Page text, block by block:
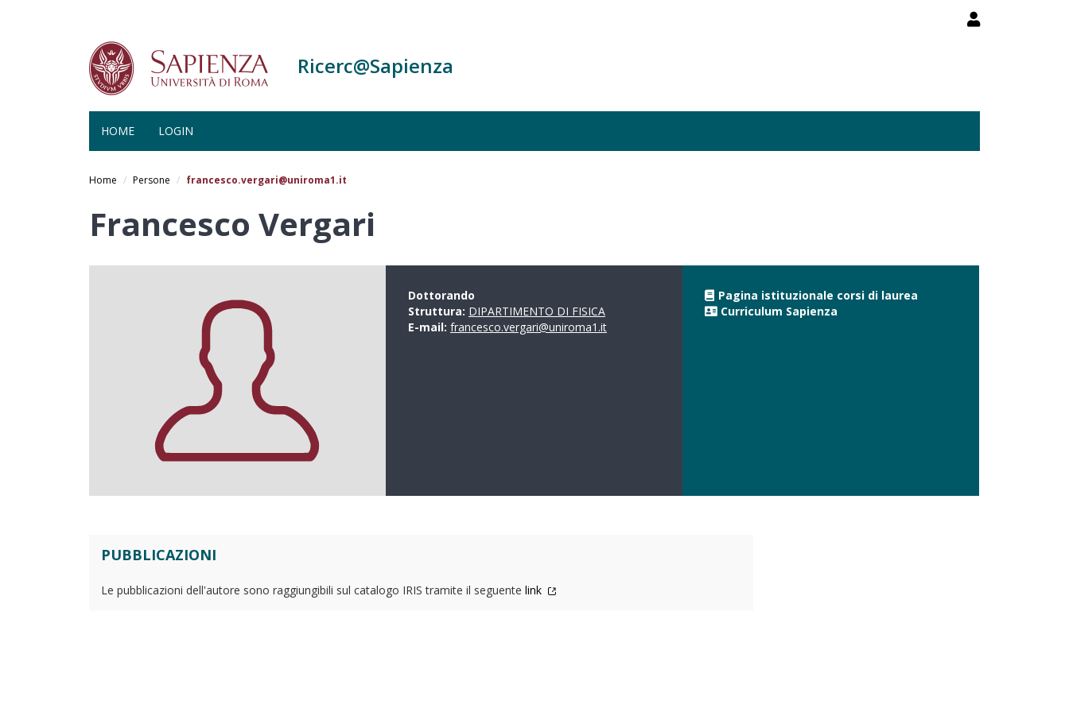
Ricerc@Sapienza
HOME LOGIN
Home Persone francesco.vergari@uniroma1.it
Francesco Vergari
Dottorando
Struttura: DIPARTIMENTO DI FISICA
E-mail: francesco.vergari@uniroma1.it
Pagina istituzionale corsi di laurea
Curriculum Sapienza
PUBBLICAZIONI
Le pubblicazioni dell'autore sono raggiungibili sul catalogo IRIS tramite il seguente link